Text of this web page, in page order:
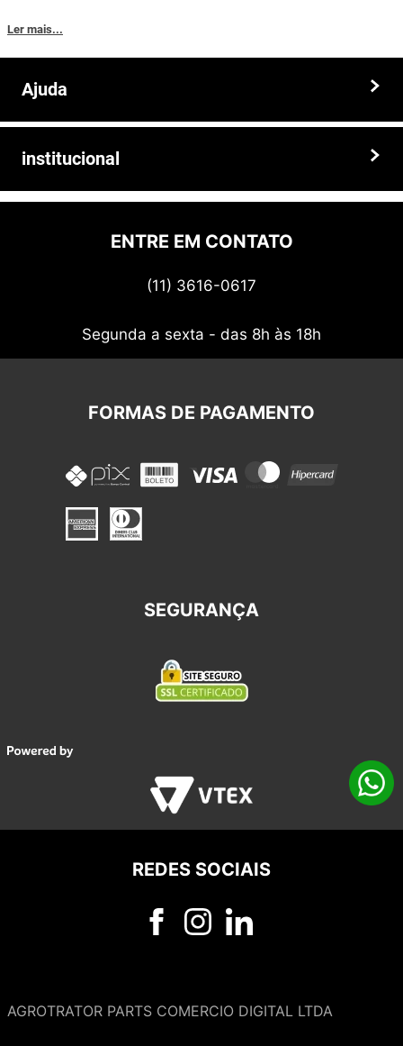
competitivos. Nós também oferecemos um atendimento
personalizado, com equipe de profissionais altamente capacitados
Somos a solução ideal para quem busca peças e acessórios agrícolas
Ler mais...
Ajuda
Prazos e entregas
institucional
Quem somos
Politica de privacidadeENTRE EM CONTATO
(11) 3616-0617
Segunda a sexta - das 8h às 18h
FORMAS DE PAGAMENTO
SEGURANÇA
REDES SOCIAIS
AGROTRATOR PARTS COMERCIO DIGITAL LTDA